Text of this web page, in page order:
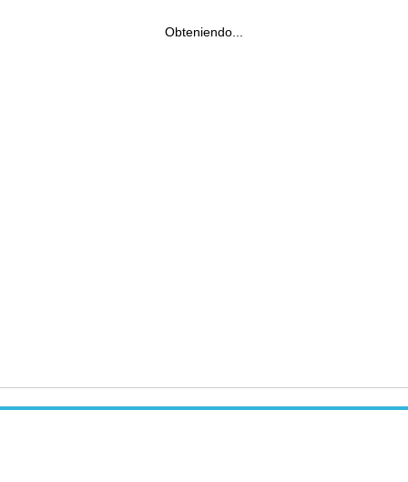
Obteniendo...